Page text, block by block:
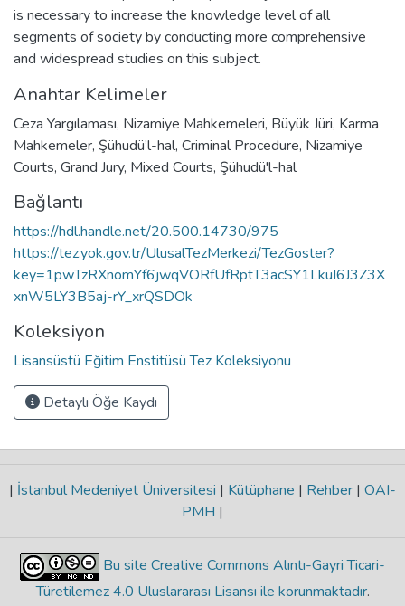
is necessary to increase the knowledge level of all
segments of society by conducting more comprehensive
and widespread studies on this subject.
Anahtar Kelimeler
Ceza Yargılaması, Nizamiye Mahkemeleri, Büyük Jüri, Karma
Mahkemeler, Şühudü’l-hal, Criminal Procedure, Nizamiye
Courts, Grand Jury, Mixed Courts, Şühudü'l-hal
Bağlantı
https://hdl.handle.net/20.500.14730/975
https://tez.yok.gov.tr/UlusalTezMerkezi/TezGoster?
key=1pwTzRXnomYf6jwqVORfUfRptT3acSY1LkuI6J3Z3X
xnW5LY3B5aj-rY_xrQSDOk
Koleksiyon
Lisansüstü Eğitim Enstitüsü Tez Koleksiyonu
Detaylı Öğe Kaydı
| İstanbul Medeniyet Üniversitesi | Kütüphane | Rehber | OAI-
PMH |
Bu site Creative Commons Alıntı-Gayri Ticari-
Türetilemez 4.0 Uluslararası Lisansı ile korunmaktadır.